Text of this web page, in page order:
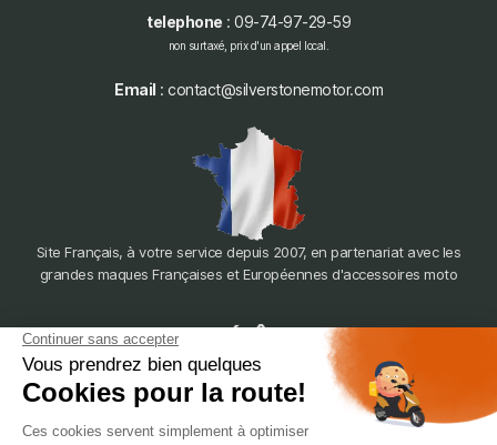
telephone : 09-74-97-29-59
non surtaxé, prix d'un appel local.
Email : contact@silverstonemotor.com
Site Français, à votre service depuis 2007, en partenariat avec les
grandes maques Françaises et Européennes d'accessoires moto